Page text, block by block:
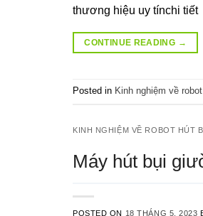
thương hiệu uy tínchi tiết
CONTINUE READING →
Posted in Kinh nghiệm về
KINH NGHIỆM VỀ ROBOT HÚT
Máy hút bụi
POSTED ON 18 THÁNG 5, 2023